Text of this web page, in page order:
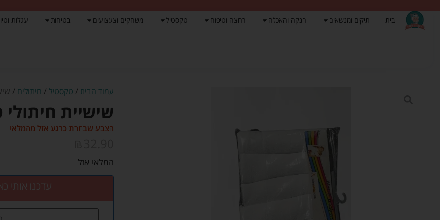
בית תיקים ומנשאים הנקה והאכלה רחצה וטיפוח טקסטיל משחקים וצעצועים בטיחות עגלות
עמוד הבית / טקסטיל / חיתולים /
שישיית
הצבע שבחרת כרגע אזל מהמלאי
המלאי אזל
עדכנו אותי